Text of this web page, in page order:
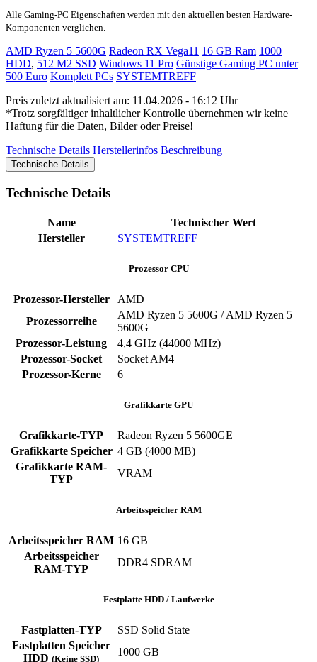
Alle Gaming-PC Eigenschaften werden mit den aktuellen besten Hardware-
Komponenten verglichen.
AMD Ryzen 5 5600G Radeon RX Vega11 16 GB Ram 1000
HDD, 512 M2 SSD Windows 11 Pro Günstige Gaming PC unter
500 Euro Komplett PCs SYSTEMTREFF
Preis zuletzt aktualisiert am: 11.04.2026 - 16:12 Uhr
*Trotz sorgfältiger inhaltlicher Kontrolle übernehmen wir keine
Haftung für die Daten, Bilder oder Preise!
Technische Details Herstellerinfos Beschreibung
Technische Details
Technische Details
Name
Technischer Wert
Hersteller
SYSTEMTREFF
Prozessor CPU
Prozessor-Hersteller
‎AMD
Prozessorreihe
AMD Ryzen 5 5600G / AMD Ryzen 5
5600G
Prozessor-Leistung
‎4,4 GHz (44000 MHz)
Prozessor-Socket
‎Socket AM4
Prozessor-Kerne
‎6
Grafikkarte GPU
Grafikkarte-TYP
Radeon Ryzen 5 5600GE
Grafikkarte Speicher ‎4 GB (4000 MB)
Grafikkarte RAM-
TYP
‎VRAM
Arbeitsspeicher RAM
Arbeitsspeicher RAM ‎16 GB
Arbeitsspeicher
RAM-TYP
‎DDR4 SDRAM
Festplatte HDD / Laufwerke
Fastplatten-TYP
‎SSD ‎Solid State
Fastplatten Speicher
HDD (Keine SSD)
1000 GB